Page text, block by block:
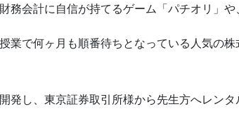
務会計に自信が持てるゲーム「パチオリ」や
業で何ヶ月も順番待ちとなっている人気の
発し、東京証券取引所様から先生方へレンタ